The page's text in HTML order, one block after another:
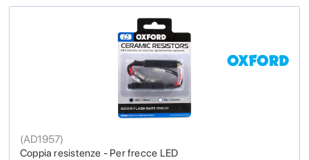
Coppia resistenze - Per frecce LED
(AD1957)